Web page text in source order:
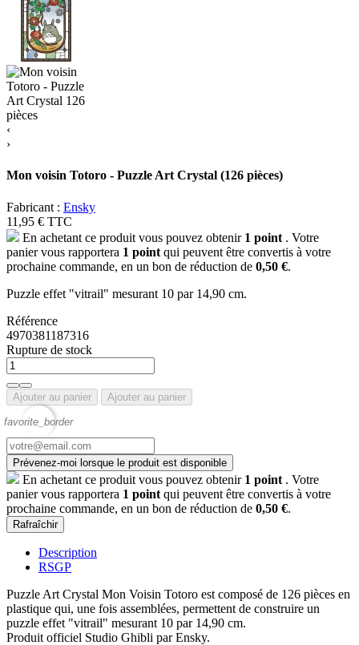
‹
›
Mon voisin Totoro - Puzzle Art Crystal (126 pièces)
Fabricant : Ensky
11,95 € TTC
En achetant ce produit vous pouvez obtenir 1 point . Votre
panier vous rapportera 1 point qui peuvent être convertis à votre
prochaine commande, en un bon de réduction de 0,50 €.
Puzzle effet "vitrail" mesurant 10 par 14,90 cm.
Référence
4970381187316
Rupture de stock
Ajouter au panier Ajouter au panier
favorite_border
Prévenez-moi lorsque le produit est disponible
En achetant ce produit vous pouvez obtenir 1 point . Votre
panier vous rapportera 1 point qui peuvent être convertis à votre
prochaine commande, en un bon de réduction de 0,50 €.
Description
RSGP
Puzzle Art Crystal Mon Voisin Totoro est composé de 126 pièces en
plastique qui, une fois assemblées, permettent de construire un
puzzle effet "vitrail" mesurant 10 par 14,90 cm.
Produit officiel Studio Ghibli par Ensky.